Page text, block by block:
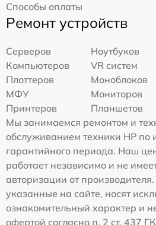
Способы оплаты
Ремонт устройств
Серверов
Ноутбуков
Компьютеров
VR систем
Плоттеров
Моноблоков
МФУ
Мониторов
Принтеров
Планшетов
Мы занимаемся ремонтом и
обслуживанием техники HP по
гарантийного периода. Наш
работает независимо и не
авторизации от
указанные на сайте, носят
ознакомительный характер и
офертой согласно п. 2 ст. 437